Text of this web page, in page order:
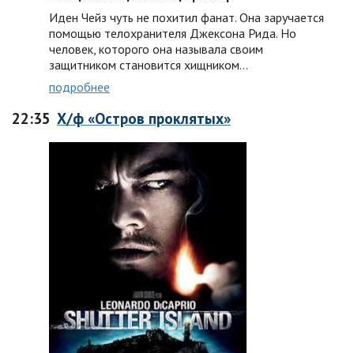
Иден Чейз чуть не похитил фанат. Она заручается
помощью телохранителя Джексона Рида. Но
человек, которого она называла своим
защитником становится хищником…
подробнее
22:35 Х/ф «Остров проклятых»